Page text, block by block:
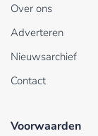
Over ons
Adverteren
Nieuwsarchief
Contact
Voorwaarden